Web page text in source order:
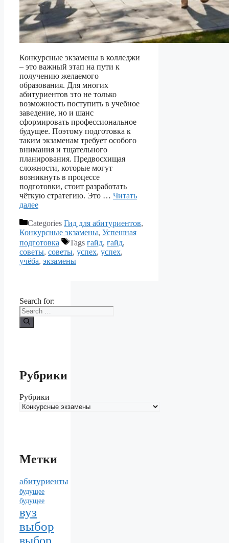
Конкурсные экзамены в колледжи
– это важный этап на пути к
получению желаемого
образования. Для многих
абитуриентов это не только
возможность поступить в учебное
заведение, но и шанс
сформировать профессиональное
будущее. Поэтому подготовка к
таким экзаменам требует особого
внимания и тщательного
планирования. Предвосхищая
сложности, которые могут
возникнуть в процессе
подготовки, стоит разработать
чёткую стратегию. Это … Читать
далее
Categories Гид для абитуриентов,
Конкурсные экзамены, Успешная
подготовка
Tags гайд, гайд,
советы, советы, успех, успех,
учёба, экзамены
Search for:
Рубрики
Рубрики
Метки
абитуриенты
будущее
будущее
вуз
выбор